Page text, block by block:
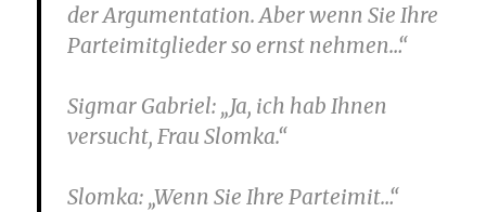
der Argumentation. Aber wenn Sie Ihre
Parteimitglieder so ernst nehmen…“
Sigmar Gabriel: „Ja, ich hab Ihnen
versucht, Frau Slomka.“
Slomka: „Wenn Sie Ihre Parteimit…“